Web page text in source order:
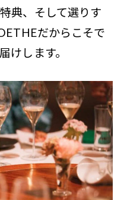
典、そして選りす
だからこそで
けします。